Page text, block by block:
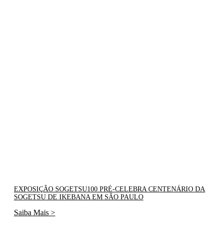
EXPOSIÇÃO SOGETSU100 PRÉ-CELEBRA CENTENÁRIO DA
SOGETSU DE IKEBANA EM SÃO PAULO
Saiba Mais >